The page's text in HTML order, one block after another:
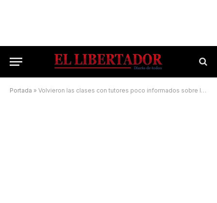
Portada » Volvieron las clases con tutores poco informados sobre la extensión horaria